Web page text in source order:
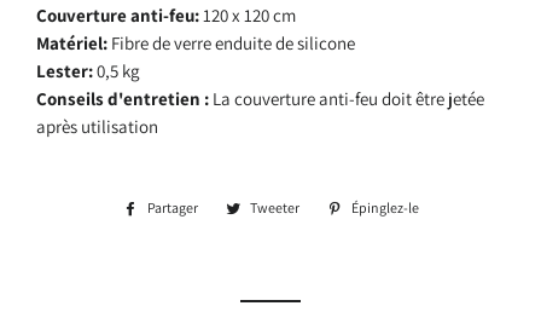
Couverture anti-feu:120 x 120 cm
Matériel: Fibre de verre enduite de silicone
Lester:0,5 kg
Conseils d'entretien : La couverture anti-feu doit être jetée
après utilisation
Partager
PartagerTweeter
TweeterÉpinglez-le